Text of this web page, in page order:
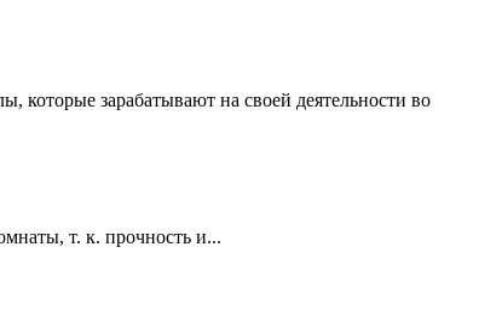
которые зарабатывают на своей деятельности во
т. к. прочность и...